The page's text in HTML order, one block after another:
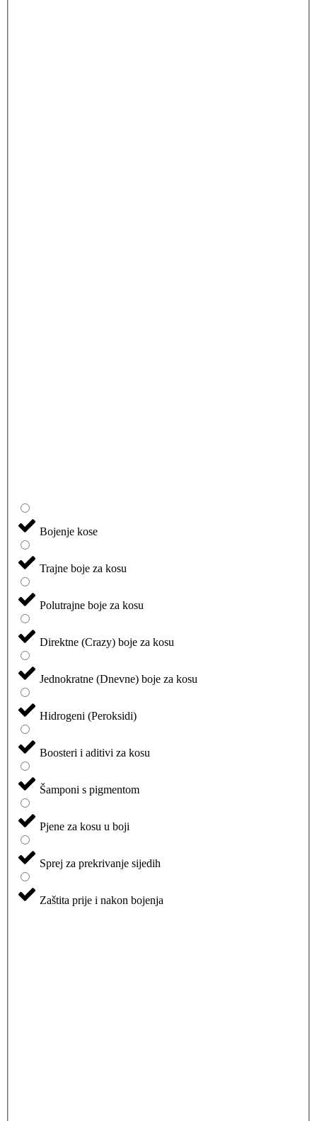
Bojenje kose
Trajne boje za kosu
Polutrajne boje za kosu
Direktne (Crazy) boje za kosu
Jednokratne (Dnevne) boje za kosu
Hidrogeni (Peroksidi)
Boosteri i aditivi za kosu
Šamponi s pigmentom
Pjene za kosu u boji
Sprej za prekrivanje sijedih
Zaštita prije i nakon bojenja